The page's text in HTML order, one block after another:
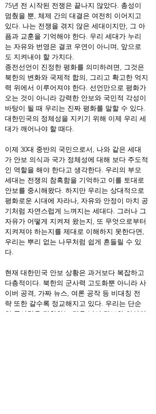
75년 전 시작된 전쟁은 끝나지 않았다. 총성이
멈췄을 뿐, 체제 간의 대결은 여전히 이어지고
있다. 나는 전쟁을 겪지 않은 세대이지만, 그 아
픔과 교훈을 기억해야 한다. 우리 세대가 누리
는 자유와 번영은 결코 우연이 아니며, 앞으로
도 지켜내야 할 가치다.
종전선언이 진정한 평화를 의미하려면, 그것은
북한의 변화와 국제적 합의, 그리고 확고한 억지
력 위에서 이루어져야 한다. 선언만으로 평화가
오는 것이 아니라 강력한 안보와 국민적 각성이
바탕이 될 때 우리는 진짜 평화를 말할 수 있다.
대한민국의 정체성을 지키기 위해 이제 우리 세
대가 깨어나야 할 때다.
이제 30대 중반의 국민으로서, 나와 같은 세대
가 안보 의식과 국가 정체성에 대해 보다 주도적
인 역할을 해야 한다고 생각한다. 우리의 부모
세대는 전쟁의 참혹함을 기억하고 이를 토대로
안보를 중시해왔다. 하지만 우리는 상대적으로
평화로운 시대에 자라나, 자유와 안정이 마치 공
기처럼 자연스럽게 느껴지는 세대다. 그러나 그
자유가 어떻게 지켜져 왔는지, 또 무엇으로부터
지켜져야 하는지를 제대로 이해하지 못한다면,
우리는 뿌리 없는 나무처럼 쉽게 흔들릴 수 있
다.
현재 대한민국 안보 상황은 과거보다 복잡하고
다층적이다. 북한의 군사력 고도화뿐 아니라 사
이버 공격, 가짜 뉴스, 여론 공작 등 비대칭 전
략 또한 갈수록 정교해지고 있다. 우리는 단순
히 군사력을 강화하는 것을 넘어 정보와 인식의